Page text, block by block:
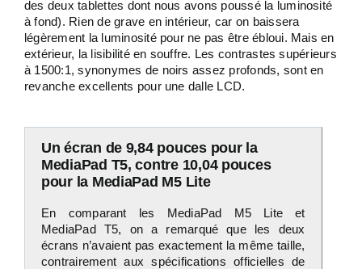
des deux tablettes dont nous avons poussé la luminosité
à fond). Rien de grave en intérieur, car on baissera
légèrement la luminosité pour ne pas être ébloui. Mais en
extérieur, la lisibilité en souffre. Les contrastes supérieurs
à 1500:1, synonymes de noirs assez profonds, sont en
revanche excellents pour une dalle LCD.
Un écran de 9,84 pouces pour la
MediaPad T5, contre 10,04 pouces
pour la MediaPad M5 Lite
En comparant les MediaPad M5 Lite et
MediaPad T5, on a remarqué que les deux
écrans n’avaient pas exactement la même taille,
contrairement aux spécifications officielles de